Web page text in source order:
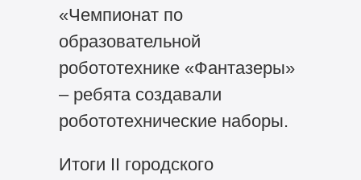
«Чемпионат по
образовательной
робототехнике «Фантазеры»
– ребята создавали
робототехнические наборы.
Итоги II городского